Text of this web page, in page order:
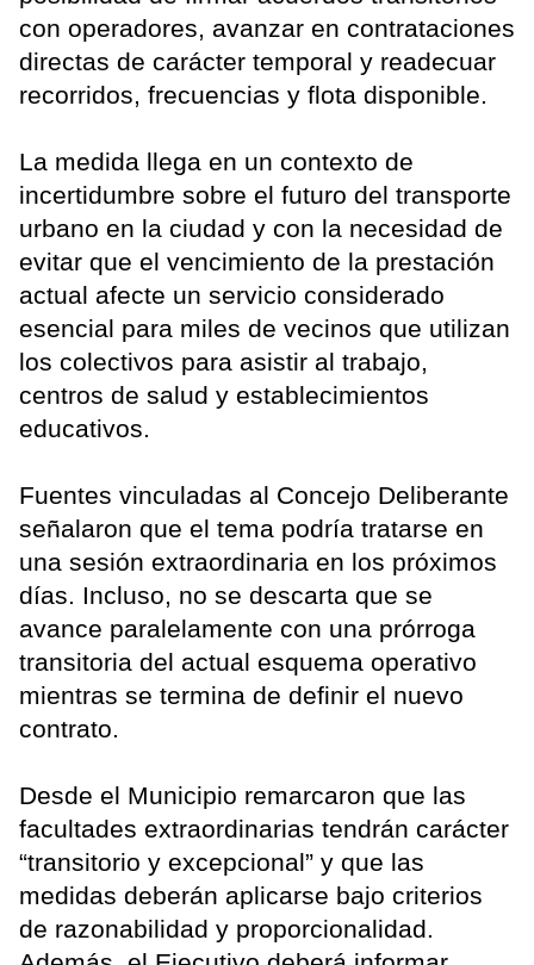
con operadores, avanzar en contrataciones
directas de carácter temporal y readecuar
recorridos, frecuencias y flota disponible.
La medida llega en un contexto de
incertidumbre sobre el futuro del transporte
urbano en la ciudad y con la necesidad de
evitar que el vencimiento de la prestación
actual afecte un servicio considerado
esencial para miles de vecinos que utilizan
los colectivos para asistir al trabajo,
centros de salud y establecimientos
educativos.
Fuentes vinculadas al Concejo Deliberante
señalaron que el tema podría tratarse en
una sesión extraordinaria en los próximos
días. Incluso, no se descarta que se
avance paralelamente con una prórroga
transitoria del actual esquema operativo
mientras se termina de definir el nuevo
contrato.
Desde el Municipio remarcaron que las
facultades extraordinarias tendrán carácter
“transitorio y excepcional” y que las
medidas deberán aplicarse bajo criterios
de razonabilidad y proporcionalidad.